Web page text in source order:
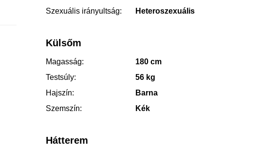
Szexuális irányultság:
Heteroszexuális
Külsőm
Magasság:
180 cm
Testsúly:
56 kg
Hajszín:
Barna
Szemszín:
Kék
Hátterem